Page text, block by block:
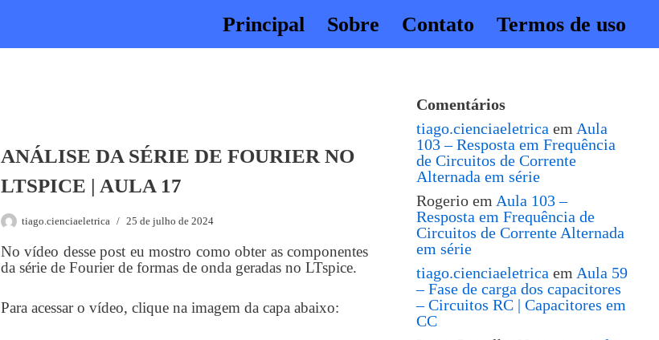
Principal Sobre Contato Termos de uso
ANÁLISE DA SÉRIE DE FOURIER NO
LTSPICE | AULA 17
tiago.cienciaeletrica 25 de julho de 2024
No vídeo desse post eu mostro como obter as componentes
da série de Fourier de formas de onda geradas no LTspice.
Para acessar o vídeo, clique na imagem da capa abaixo:
Comentários
tiago.cienciaeletrica em Aula
103 – Resposta em Frequência
de Circuitos de Corrente
Alternada em série
Rogerio em Aula 103 –
Resposta em Frequência de
Circuitos de Corrente Alternada
em série
tiago.cienciaeletrica em Aula 59
– Fase de carga dos capacitores
– Circuitos RC | Capacitores em
CC